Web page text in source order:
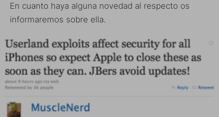
En cuanto haya alguna novedad al respecto os
informaremos sobre ella.